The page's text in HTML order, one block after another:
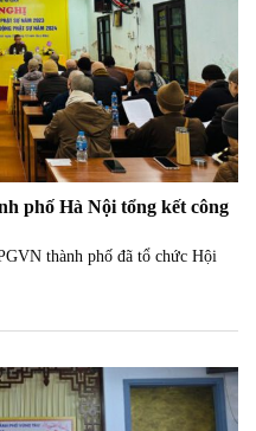
phố Hà Nội tổng kết công
thành phố đã tổ chức Hội